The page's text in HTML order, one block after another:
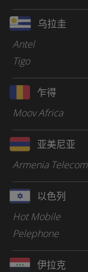
乌拉圭
Antel
Tigo
乍得
Moov Africa
亚美尼亚
Armenia Telecom
以色列
Hot Mobile
Pelephone
伊拉克